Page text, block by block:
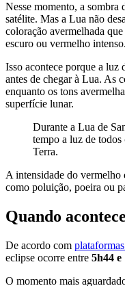
Nesse momento, a sombra
satélite. Mas a Lua não
coloração avermelhada
escuro ou vermelho intenso.
Isso acontece porque a luz
antes de chegar à Lua. As
enquanto os tons
superfície lunar.
Durante a Lua de
tempo a luz de todos
Terra.
A intensidade do vermelho
como poluição, poeira ou
Quando
De acordo com
eclipse ocorre entre 5h44 e
O momento mais